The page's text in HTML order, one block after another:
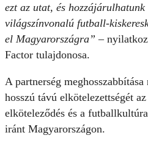
ezt az utat, és
világszínvonalú futball-
el Magyarországra”–
Factor tulajdonosa.
A partnerség
hosszú távú elkötelezettségét
elköteleződés és a
iránt Magyarországon.